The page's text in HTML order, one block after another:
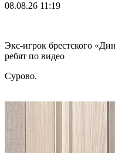
08.08.26 11:19
Экс-игрок брестского
ребят по видео
Сурово.